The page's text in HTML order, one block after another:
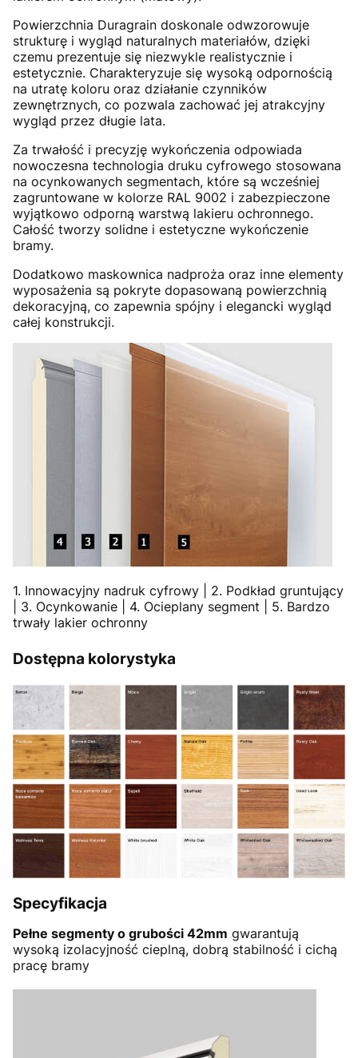
Powierzchnia Duragrain doskonale odwzorowuje
strukturę i wygląd naturalnych materiałów, dzięki
czemu prezentuje się niezwykle realistycznie i
estetycznie. Charakteryzuje się wysoką odpornością
na utratę koloru oraz działanie czynników
zewnętrznych, co pozwala zachować jej atrakcyjny
wygląd przez długie lata.
Za trwałość i precyzję wykończenia odpowiada
nowoczesna technologia druku cyfrowego stosowana
na ocynkowanych segmentach, które są wcześniej
zagruntowane w kolorze RAL 9002 i zabezpieczone
wyjątkowo odporną warstwą lakieru ochronnego.
Całość tworzy solidne i estetyczne wykończenie
bramy.
Dodatkowo maskownica nadproża oraz inne elementy
wyposażenia są pokryte dopasowaną powierzchnią
dekoracyjną, co zapewnia spójny i elegancki wygląd
całej konstrukcji.
1. Innowacyjny nadruk cyfrowy | 2. Podkład gruntujący
| 3. Ocynkowanie | 4. Ocieplany segment | 5. Bardzo
trwały lakier ochronny
Dostępna kolorystyka
Specyfikacja
Pełne segmenty o grubości 42mm gwarantują
wysoką izolacyjność cieplną, dobrą stabilność i cichą
pracę bramy